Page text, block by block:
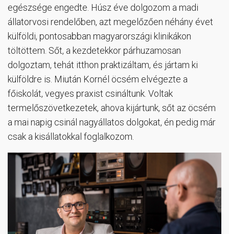
egészsége engedte. Húsz éve dolgozom a madi
állatorvosi rendelőben, azt megelőzően néhány évet
külföldi, pontosabban magyarországi klinikákon
töltöttem. Sőt, a kezdetekkor párhuzamosan
dolgoztam, tehát itthon praktizáltam, és jártam ki
külföldre is. Miután Kornél öcsém elvégezte a
főiskolát, vegyes praxist csináltunk. Voltak
termelőszövetkezetek, ahova kijártunk, sőt az öcsém
a mai napig csinál nagyállatos dolgokat, én pedig már
csak a kisállatokkal foglalkozom.